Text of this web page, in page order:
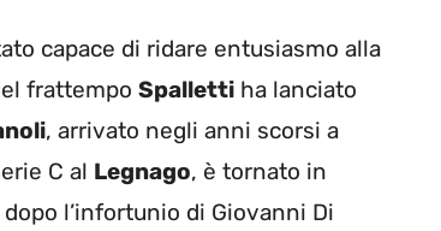
capace di ridare entusiasmo alla
frattempo Spalletti ha lanciato
, arrivato negli anni scorsi a
C al Legnago, è tornato in
l’infortunio di Giovanni Di